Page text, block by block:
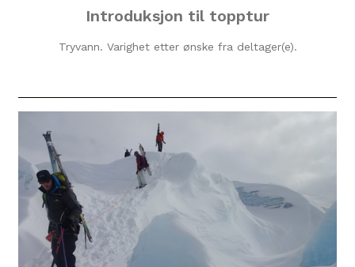
Introduksjon til topptur
Tryvann. Varighet etter ønske fra deltager(e).